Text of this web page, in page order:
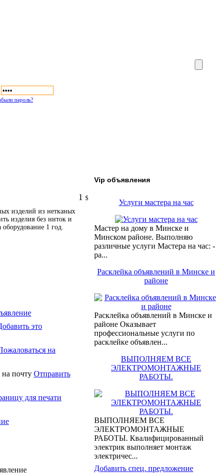
пароль?
1 $
изделий из нетканых
изделия без ниток и
1 год.
это
на
Отправить
для печати
Vip объявления
Услуги мастера на час
Мастер на дому в Минске и
Минском районе. Выполняю
различные услуги Мастера на час: -
ра...
Расклейка объявлений в Минске и
районе
Расклейка объявлений в Минске и
районе Оказывает
профессиональные услуги по
расклейке объявлен...
ВЫПОЛНЯЕМ ВСЕ
ЭЛЕКТРОМОНТАЖНЫЕ
РАБОТЫ.
ВЫПОЛНЯЕМ ВСЕ
ЭЛЕКТРОМОНТАЖНЫЕ
РАБОТЫ. Квалифицированный
электрик выполняет монтаж
электричес...
Добавить спец. предложение